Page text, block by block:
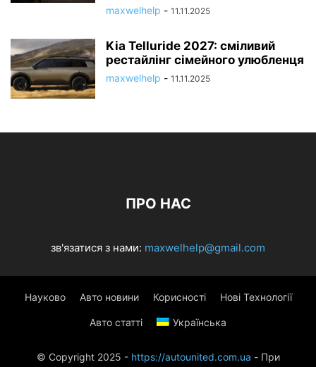
maxwelhelp - 11.11.2025
Kia Telluride 2027: сміливий
рестайлінг сімейного улюбленця
maxwelhelp - 11.11.2025
ПРО НАС
зв'язатися з нами: maxwelhelp@gmail.com
Науково Авто новини Корисності Нові Технології
Авто статті Українська
© Copyright 2025 - https://autounited.com.ua - При